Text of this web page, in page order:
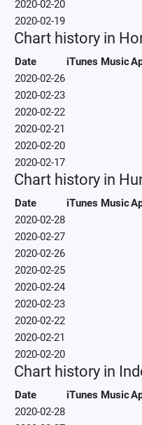
2020-02-20
2020-02-19
Chart history in
Date iTunes Music
2020-02-26
2020-02-23
2020-02-22
2020-02-21
2020-02-20
2020-02-17
Chart history in
Date iTunes Music
2020-02-28
2020-02-27
2020-02-26
2020-02-25
2020-02-24
2020-02-23
2020-02-22
2020-02-21
2020-02-20
Chart history in
Date iTunes Music
2020-02-28